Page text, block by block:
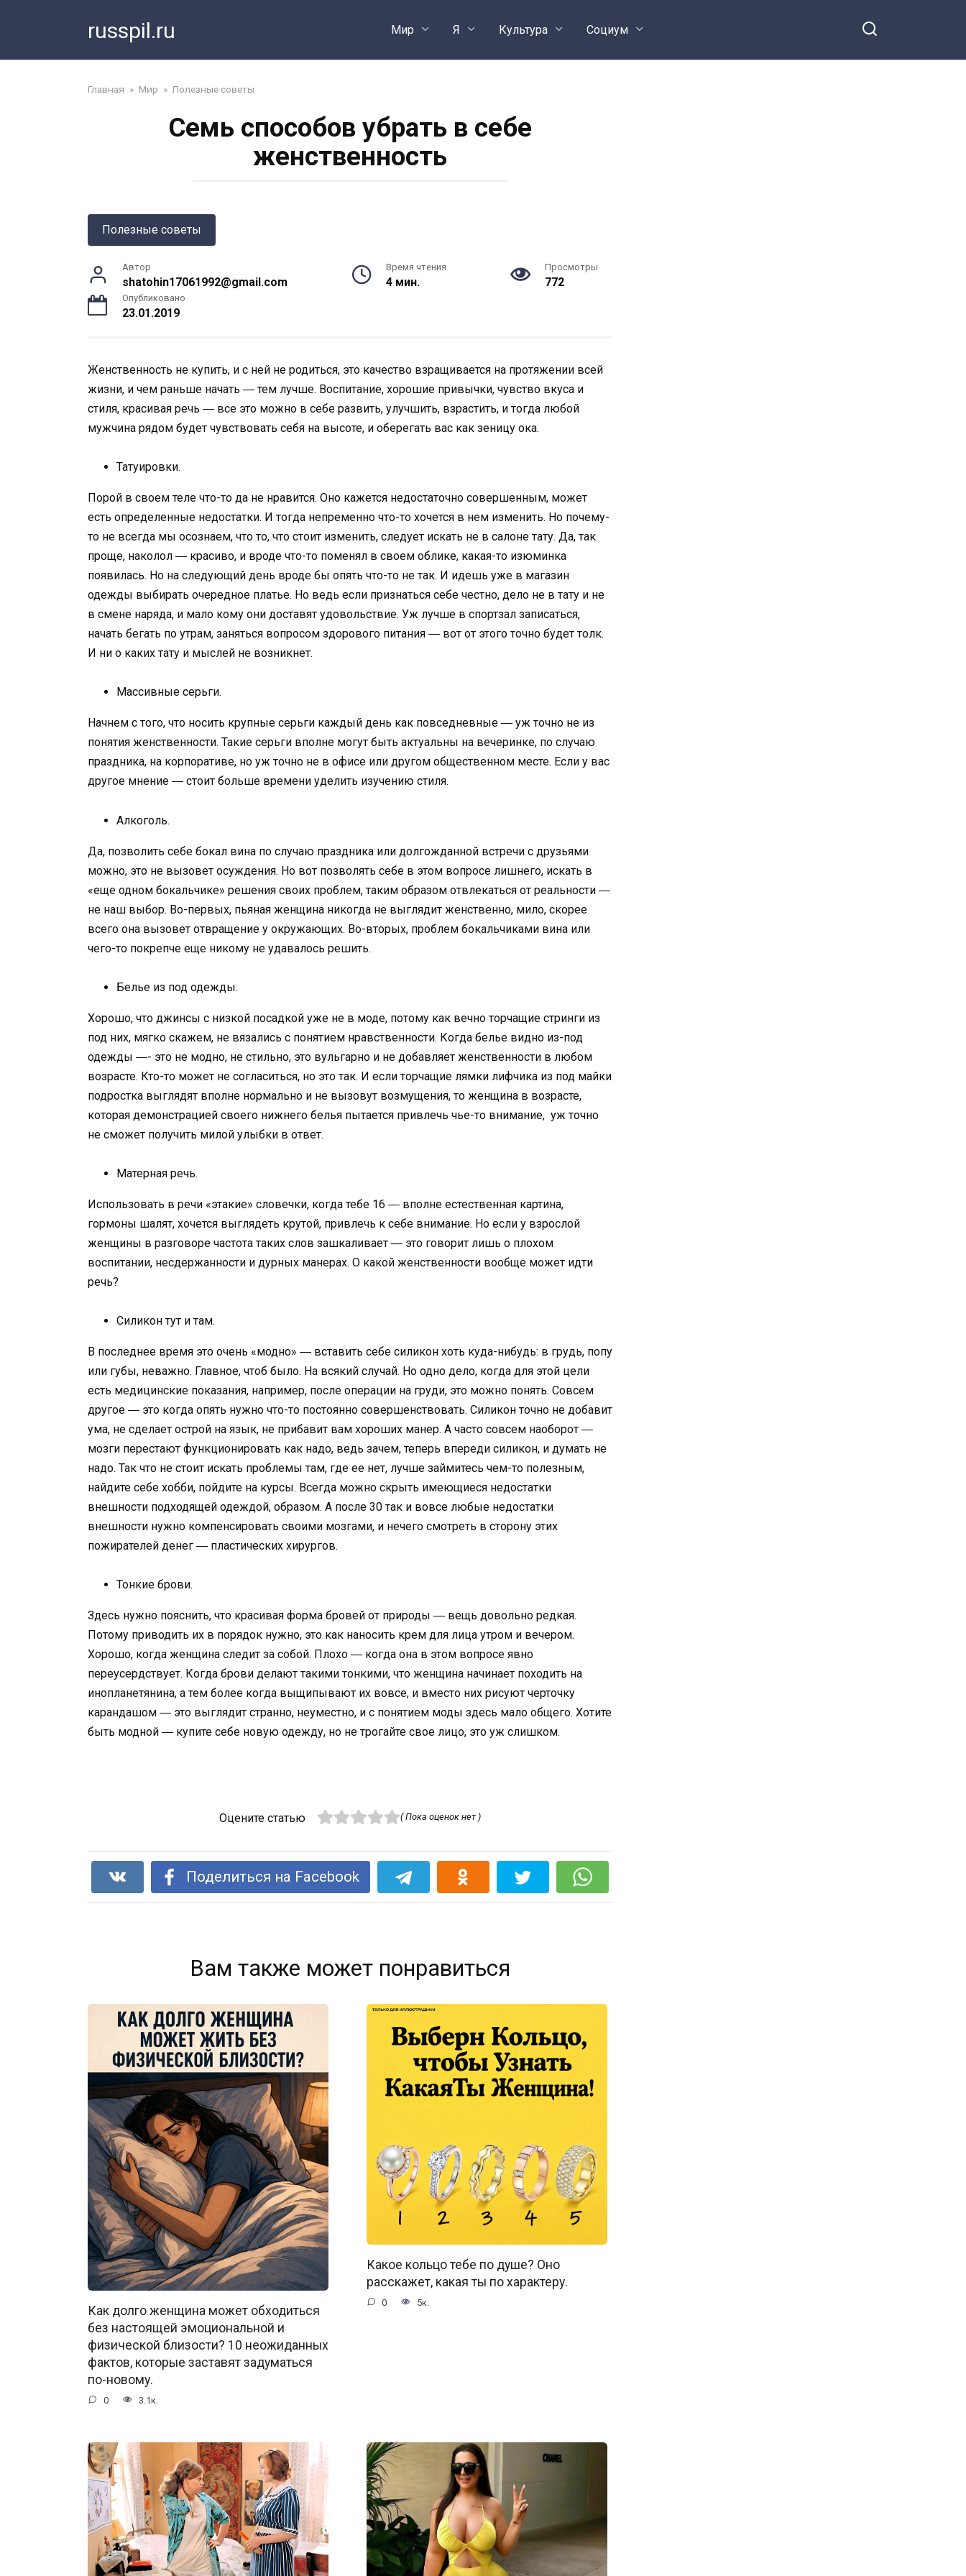
russpil.ru Мир Я Культура Социум
Главная » Мир » Полезные советы
Семь способов убрать в себе
женственность
Полезные советы
Автор
shatohin17061992@gmail.com
Время чтения
4 мин.
Просмотры
772
Опубликовано
23.01.2019
Женственность не купить, и с ней не родиться, это качество взращивается на протяжении всей
жизни, и чем раньше начать ― тем лучше. Воспитание, хорошие привычки, чувство вкуса и
стиля, красивая речь ― все это можно в себе развить, улучшить, взрастить, и тогда любой
мужчина рядом будет чувствовать себя на высоте, и оберегать вас как зеницу ока.
Татуировки.
Порой в своем теле что-то да не нравится. Оно кажется недостаточно совершенным, может
есть определенные недостатки. И тогда непременно что-то хочется в нем изменить. Но почему-
то не всегда мы осознаем, что то, что стоит изменить, следует искать не в салоне тату. Да, так
проще, наколол ― красиво, и вроде что-то поменял в своем облике, какая-то изюминка
появилась. Но на следующий день вроде бы опять что-то не так. И идешь уже в магазин
одежды выбирать очередное платье. Но ведь если признаться себе честно, дело не в тату и не
в смене наряда, и мало кому они доставят удовольствие. Уж лучше в спортзал записаться,
начать бегать по утрам, заняться вопросом здорового питания ― вот от этого точно будет толк.
И ни о каких тату и мыслей не возникнет.
Массивные серьги.
Начнем с того, что носить крупные серьги каждый день как повседневные ― уж точно не из
понятия женственности. Такие серьги вполне могут быть актуальны на вечеринке, по случаю
праздника, на корпоративе, но уж точно не в офисе или другом общественном месте. Если у вас
другое мнение ― стоит больше времени уделить изучению стиля.
Алкоголь.
Да, позволить себе бокал вина по случаю праздника или долгожданной встречи с друзьями
можно, это не вызовет осуждения. Но вот позволять себе в этом вопросе лишнего, искать в
«еще одном бокальчике» решения своих проблем, таким образом отвлекаться от реальности ―
не наш выбор. Во-первых, пьяная женщина никогда не выглядит женственно, мило, скорее
всего она вызовет отвращение у окружающих. Во-вторых, проблем бокальчиками вина или
чего-то покрепче еще никому не удавалось решить.
Белье из под одежды.
Хорошо, что джинсы с низкой посадкой уже не в моде, потому как вечно торчащие стринги из
под них, мягко скажем, не вязались с понятием нравственности. Когда белье видно из-под
одежды ―- это не модно, не стильно, это вульгарно и не добавляет женственности в любом
возрасте. Кто-то может не согласиться, но это так. И если торчащие лямки лифчика из под майки
подростка выглядят вполне нормально и не вызовут возмущения, то женщина в возрасте,
которая демонстрацией своего нижнего белья пытается привлечь чье-то внимание, уж точно
не сможет получить милой улыбки в ответ.
Матерная речь.
Использовать в речи «этакие» словечки, когда тебе 16 ― вполне естественная картина,
гормоны шалят, хочется выглядеть крутой, привлечь к себе внимание. Но если у взрослой
женщины в разговоре частота таких слов зашкаливает ― это говорит лишь о плохом
воспитании, несдержанности и дурных манерах. О какой женственности вообще может идти
речь?
Силикон тут и там.
В последнее время это очень «модно» ― вставить себе силикон хоть куда-нибудь: в грудь, попу
или губы, неважно. Главное, чтоб было. На всякий случай. Но одно дело, когда для этой цели
есть медицинские показания, например, после операции на груди, это можно понять. Совсем
другое ― это когда опять нужно что-то постоянно совершенствовать. Силикон точно не добавит
ума, не сделает острой на язык, не прибавит вам хороших манер. А часто совсем наоборот ―
мозги перестают функционировать как надо, ведь зачем, теперь впереди силикон, и думать не
надо. Так что не стоит искать проблемы там, где ее нет, лучше займитесь чем-то полезным,
найдите себе хобби, пойдите на курсы. Всегда можно скрыть имеющиеся недостатки
внешности подходящей одеждой, образом. А после 30 так и вовсе любые недостатки
внешности нужно компенсировать своими мозгами, и нечего смотреть в сторону этих
пожирателей денег ― пластических хирургов.
Тонкие брови.
Здесь нужно пояснить, что красивая форма бровей от природы ― вещь довольно редкая.
Потому приводить их в порядок нужно, это как наносить крем для лица утром и вечером.
Хорошо, когда женщина следит за собой. Плохо ― когда она в этом вопросе явно
переусердствует. Когда брови делают такими тонкими, что женщина начинает походить на
инопланетянина, а тем более когда выщипывают их вовсе, и вместо них рисуют черточку
карандашом ― это выглядит странно, неуместно, и с понятием моды здесь мало общего. Хотите
быть модной ― купите себе новую одежду, но не трогайте свое лицо, это уж слишком.
Оцените статью ( Пока оценок нет )
Поделиться на Facebook
Вам также может понравиться
Как долго женщина может обходиться
без настоящей эмоциональной и
физической близости? 10 неожиданных
фактов, которые заставят задуматься
по-новому.
0 3.1к.
Какое кольцо тебе по душе? Оно
расскажет, какая ты по характеру.
0 5к.